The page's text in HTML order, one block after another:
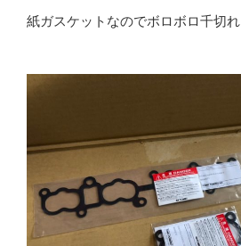
紙ガスケットなのでボロボロ千切れ